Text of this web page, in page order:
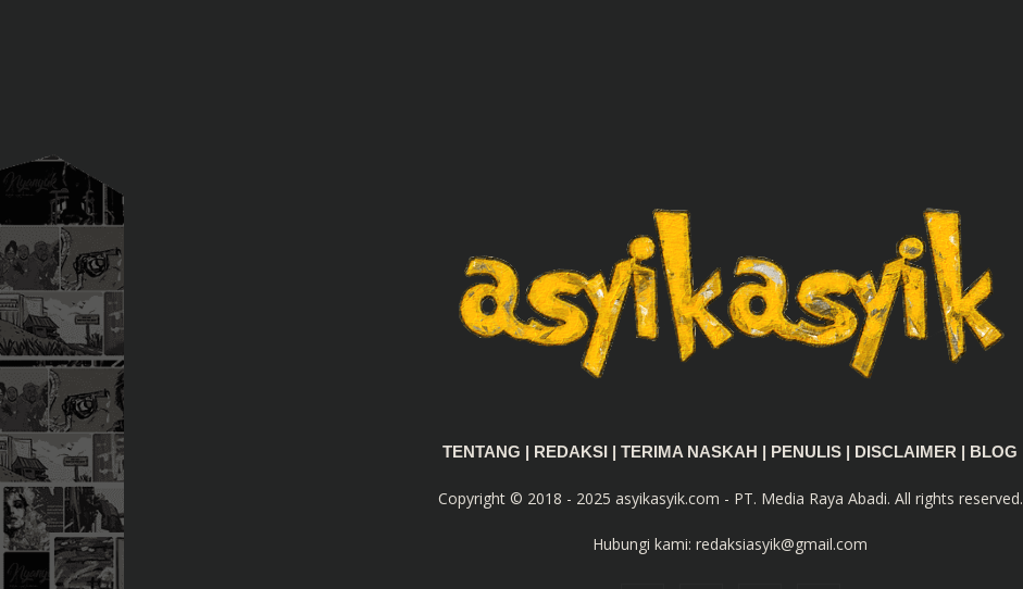
TENTANG REDAKSI TERIMA NASKAH PENULIS DISCLAIMER BLOG
Copyright © 2018 - 2025 asyikasyik.com - PT. Media Raya Abadi. All rights reserved.
Hubungi kami:redaksiasyik@gmail.com